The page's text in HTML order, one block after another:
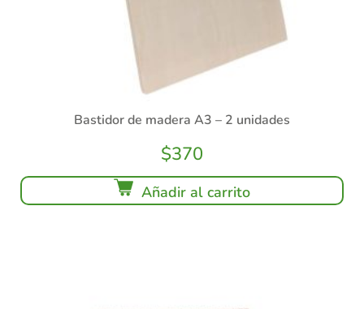
Bastidor de madera A3 – 2 unidades
$370
Añadir al carrito